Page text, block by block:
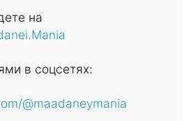
на
в соцсетях:
@maadaneymania